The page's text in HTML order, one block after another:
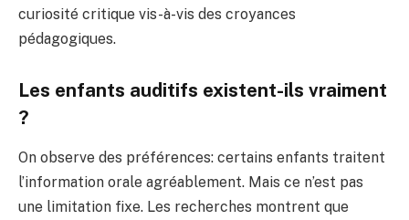
curiosité critique vis-à-vis des croyances
pédagogiques.
Les enfants auditifs existent-ils vraiment
?
On observe des préférences: certains enfants traitent
l’information orale agréablement. Mais ce n’est pas
une limitation fixe. Les recherches montrent que